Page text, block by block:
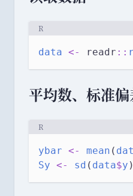
\,
m
r
m
}
R
data <- readr ::
平均数、 标准偏
R
ybar <- mean (
Sy <- sd ( data$y )